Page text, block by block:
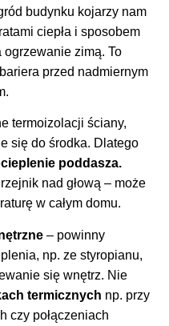
budynku kojarzy nam
ciepła i sposobem
zimą. To
przed nadmiernym
termoizolacji ściany,
się do środka. Dlatego
poddasza.
nad głową – może
w całym domu.
– powinny
np. ze styropianu,
się wnętrz. Nie
termicznych np. przy
czy połączeniach